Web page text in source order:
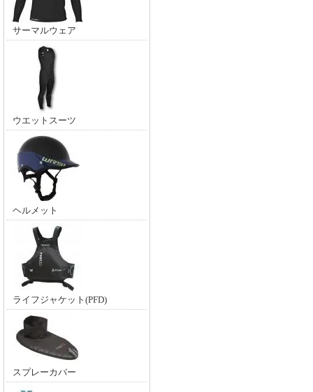
サーマルウェア
ウエットスーツ
ヘルメット
ライフジャケット(PFD)
スプレーカバー